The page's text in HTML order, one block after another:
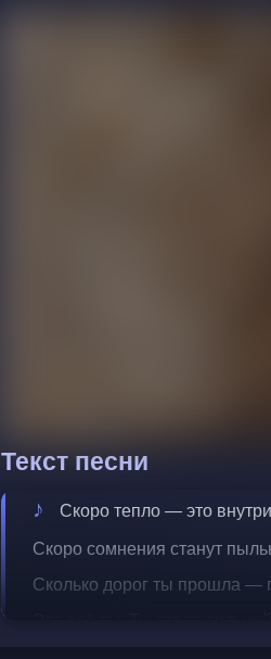
Текст песни
Скоро тепло — это внутри
Скоро сомнения станут
Сколько дорог ты прошла —